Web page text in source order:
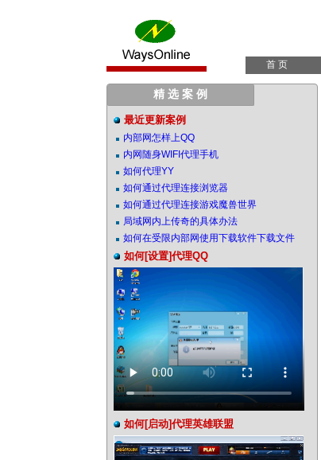
首 页
精 选 案 例
最近更新案例
内部网怎样上QQ
内网随身WIFI代理手机
如何代理YY
如何通过代理连接浏览器
如何通过代理连接游戏魔兽世界
局域网内上传奇的具体办法
如何在受限内部网使用下载软件下载文件
如何[设置]代理QQ
如何[启动]代理英雄联盟